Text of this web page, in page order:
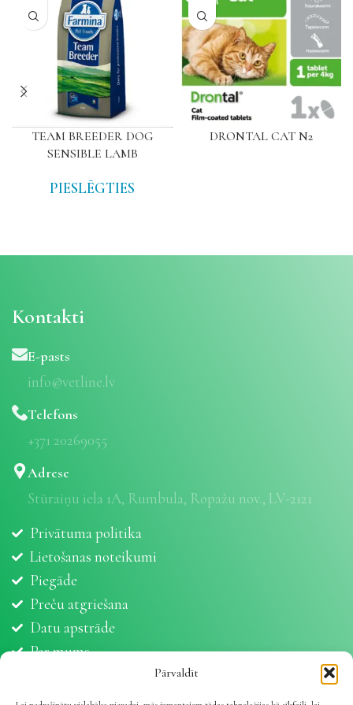
Pārvaldīt
TEAM BREEDER DOG
SENSIBLE LAMB
PIESLĒGTIES
DRONTAL CAT N2
Kontakti
E-pasts
info@vetline.lv
Telefons
+371 20269055
Adrese
Stūraiņu iela 1A, Rumbula, Ropažu nov., LV-2121
Privātuma politika
Lietošanas noteikumi
Piegāde
Preču atgriešana
Datu apstrāde
Par mums
Sīkdatnes